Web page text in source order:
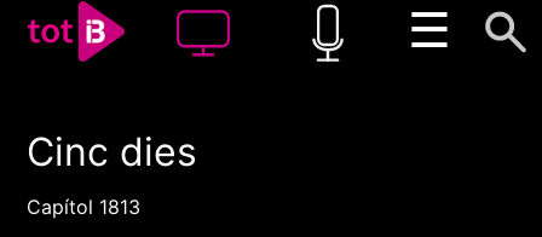
☰
00:00 00:00
Cinc dies
Capítol 1813